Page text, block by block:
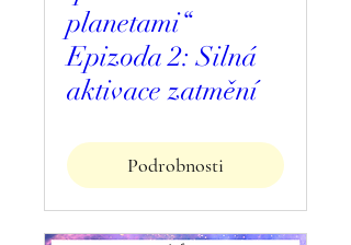
planetami“
Epizoda 2: Silná
aktivace zatmění
Podrobnosti